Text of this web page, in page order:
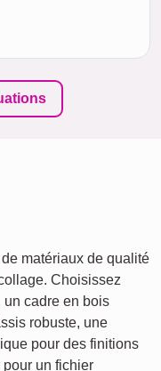
matériaux de qualité
Choisissez
un cadre en bois
robuste, une
pour des finitions
un fichier